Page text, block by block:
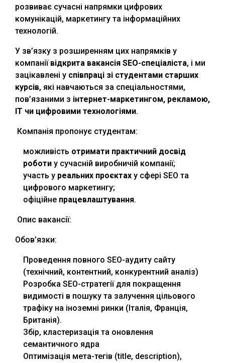
розвиває сучасні напрямки цифрових
комунікацій, маркетингу та інформаційних
технологій.
У зв’язку з розширенням цих напрямків у
компанії відкрита вакансія SEO-спеціаліста, і ми
зацікавлені у співпраці зі студентами старших
курсів, які навчаються за спеціальностями,
пов’язаними з інтернет-маркетингом, рекламою,
ІТ чи цифровими технологіями.
Компанія пропонує студентам:
можливість отримати практичний досвід
роботи у сучасній виробничій компанії;
участь у реальних проєктах у сфері SEO та
цифрового маркетингу;
офіційне працевлаштування.
Опис вакансії:
Обов’язки:
Проведення повного SEO-аудиту сайту
(технічний, контентний, конкурентний аналіз)
Розробка SEO-стратегії для покращення
видимості в пошуку та залучення цільового
трафіку на іноземні ринки (Італія, Франція,
Британія).
Збір, кластеризація та оновлення
семантичного ядра
Оптимізація мета-тегів (title, description),